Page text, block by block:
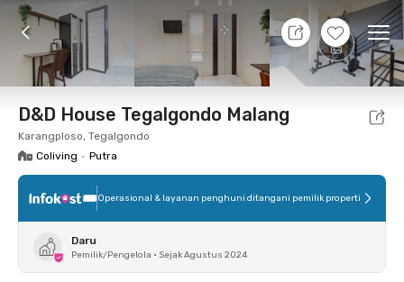
+9
10 Agt 26 - Belum tahu
Foto Fasilitas bersama Lokasi Kamar
D&D House Tegalgondo Malang
Karangploso, Tegalgondo
Coliving • Putra
Operasional & layanan penghuni ditangani pemilik properti
Daru
Pemilik/Pengelola • Sejak Agustus 2024